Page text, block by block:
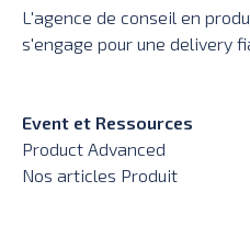
L'agence de conseil en
s'engage pour une delivery
Event et Ressources
Product Advanced
Nos articles Produit